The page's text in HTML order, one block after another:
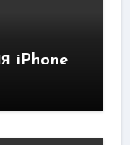
iPhone